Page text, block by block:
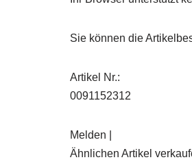
Sie können die
Artikel Nr.:
0091152312
Melden |
Ähnlichen Artikel